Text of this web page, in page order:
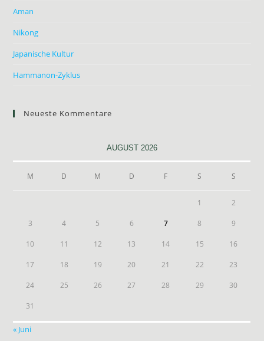
Aman
Nikong
Japanische Kultur
Hammanon-Zyklus
Neueste Kommentare
AUGUST 2026
M D M D F S S
1 2
3 4 5 6 7 8 9
10 11 12 13 14 15 16
17 18 19 20 21 22 23
24 25 26 27 28 29 30
31
« Juni